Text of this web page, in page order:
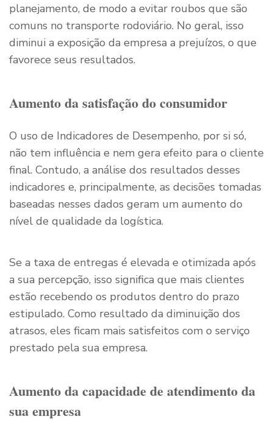
planejamento, de modo a evitar roubos que são
comuns no transporte rodoviário. No geral, isso
diminui a exposição da empresa a prejuízos, o que
favorece seus resultados.
Aumento da satisfação do consumidor
O uso de Indicadores de Desempenho, por si só,
não tem influência e nem gera efeito para o cliente
final. Contudo, a análise dos resultados desses
indicadores e, principalmente, as decisões tomadas
baseadas nesses dados geram um aumento do
nível de qualidade da logística.
Se a taxa de entregas é elevada e otimizada após
a sua percepção, isso significa que mais clientes
estão recebendo os produtos dentro do prazo
estipulado. Como resultado da diminuição dos
atrasos, eles ficam mais satisfeitos com o serviço
prestado pela sua empresa.
Aumento da capacidade de atendimento da
sua empresa